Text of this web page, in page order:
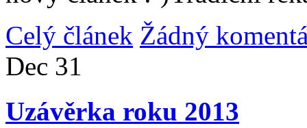
Celý článek Žádný
Dec 31
Uzávěrka roku 2013